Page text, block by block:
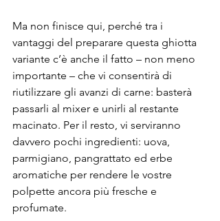
Ma non finisce qui, perché tra i
vantaggi del preparare questa ghiotta
variante c’è anche il fatto – non meno
importante – che vi consentirà di
riutilizzare gli avanzi di carne: basterà
passarli al mixer e unirli al restante
macinato. Per il resto, vi serviranno
davvero pochi ingredienti: uova,
parmigiano, pangrattato ed erbe
aromatiche per rendere le vostre
polpette ancora più fresche e
profumate.